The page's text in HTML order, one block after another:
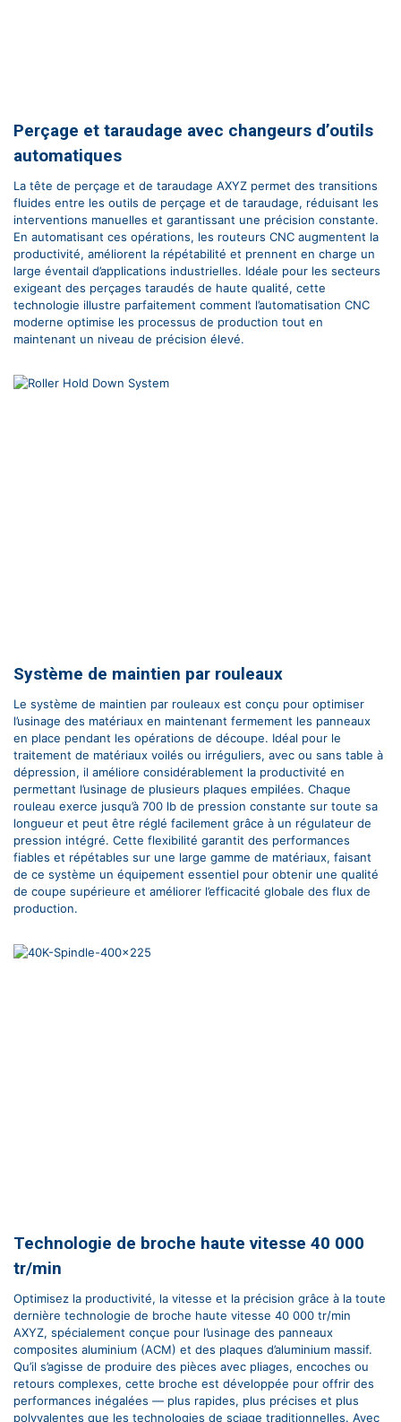
Perçage et taraudage avec changeurs d’outils
automatiques
La tête de perçage et de taraudage AXYZ permet des transitions
fluides entre les outils de perçage et de taraudage, réduisant les
interventions manuelles et garantissant une précision constante.
En automatisant ces opérations, les routeurs CNC augmentent la
productivité, améliorent la répétabilité et prennent en charge un
large éventail d’applications industrielles. Idéale pour les secteurs
exigeant des perçages taraudés de haute qualité, cette
technologie illustre parfaitement comment l’automatisation CNC
moderne optimise les processus de production tout en
maintenant un niveau de précision élevé.
Système de maintien par rouleaux
Le système de maintien par rouleaux est conçu pour optimiser
l’usinage des matériaux en maintenant fermement les panneaux
en place pendant les opérations de découpe. Idéal pour le
traitement de matériaux voilés ou irréguliers, avec ou sans table à
dépression, il améliore considérablement la productivité en
permettant l’usinage de plusieurs plaques empilées. Chaque
rouleau exerce jusqu’à 700 lb de pression constante sur toute sa
longueur et peut être réglé facilement grâce à un régulateur de
pression intégré. Cette flexibilité garantit des performances
fiables et répétables sur une large gamme de matériaux, faisant
de ce système un équipement essentiel pour obtenir une qualité
de coupe supérieure et améliorer l’efficacité globale des flux de
production.
Technologie de broche haute vitesse 40 000
tr/min
Optimisez la productivité, la vitesse et la précision grâce à la toute
dernière technologie de broche haute vitesse 40 000 tr/min
AXYZ, spécialement conçue pour l’usinage des panneaux
composites aluminium (ACM) et des plaques d’aluminium massif.
Qu’il s’agisse de produire des pièces avec pliages, encoches ou
retours complexes, cette broche est développée pour offrir des
performances inégalées — plus rapides, plus précises et plus
polyvalentes que les technologies de sciage traditionnelles. Avec